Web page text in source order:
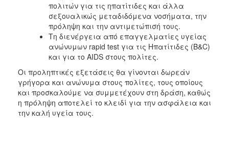
πολιτών για τις ηπατίτιδες και άλλα
σεξουαλικώς μεταδιδόμενα νοσήματα, την
πρόληψη και την αντιμετώπισή τους.
Τη διενέργεια από επαγγελματίες υγείας
ανώνυμων rapid test για τις Ηπατίτιδες (B&C)
και για το AIDS στους πολίτες.
Οι προληπτικές εξετάσεις θα γίνονται δωρεάν
γρήγορα και ανώνυμα στους πολίτες, τους οποίους
και προσκαλούμε να συμμετέχουν στη δράση, καθώς
η πρόληψη αποτελεί το κλειδί για την ασφάλεια και
την καλή υγεία τους.